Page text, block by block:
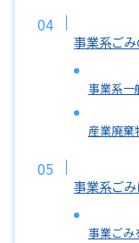
事業系ご
事業系一
産業廃棄
事業系ご
事業ごみ